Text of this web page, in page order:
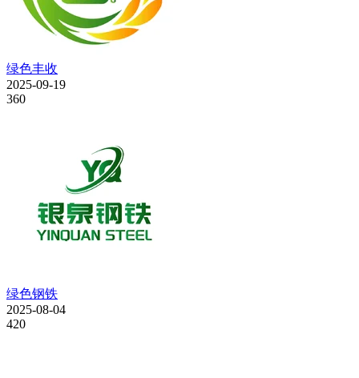
绿色丰收
2025-09-19
360
绿色钢铁
2025-08-04
420